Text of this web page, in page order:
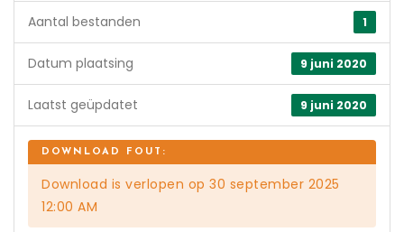
1
Aantal bestanden
9 juni 2020
Datum plaatsing
9 juni 2020
Laatst geüpdatet
Download is verlopen op 30 september 2025
12:00 AM